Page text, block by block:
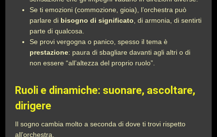
Se ti emozioni (commozione, gioia), l’orchestra può
parlare di bisogno di significato , di armonia, di sentirti
parte di qualcosa.
Se provi vergogna o panico, spesso il tema è
prestazione: paura di sbagliare davanti agli altri o di
non essere “all’altezza del proprio ruolo”.
Ruoli e dinamiche: suonare, ascoltare,
dirigere
Il sogno cambia molto a seconda di dove ti trovi rispetto
all’orchestra.